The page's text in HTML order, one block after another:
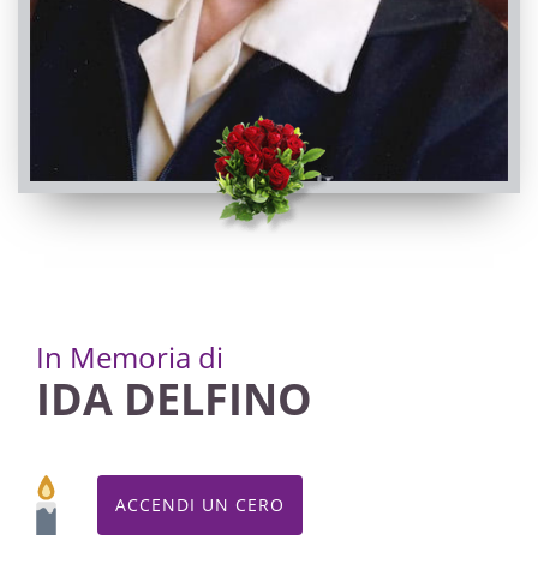
In Memoria di
IDA DELFINO
ACCENDI UN CERO